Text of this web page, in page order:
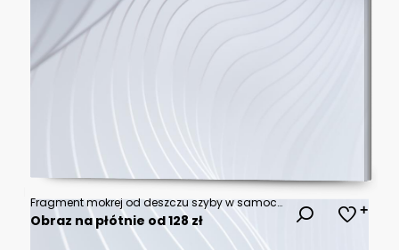
Fragment mokrej od deszczu szyby w samochodzie, widok z wnętrza auta. Rozmyte tło.
Obraz na płótnie od 128 zł